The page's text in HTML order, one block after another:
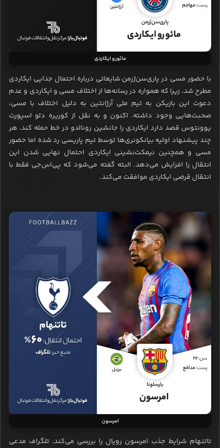
مائورو ایکاردی
با حضور مسی در پاری‌سن‌ژرمن شایعاتی درباره احتمال جدایی ایکاردی
مطرح شد، زیرا که همواره در رسانه‌ها از اختلاف مسی و ایکاردی و عدم
دعوت این بازیکن به تیم ملی آرژانتین به دلیل اختلاف با مسی،
صحبت‌هایی وجود داشته. اکنون و به نقل از کوریره دلو اسپورت
یوونتوس قصد دارد ایکاردی را جانشین رونالدو در خط حمله کند. هر
چند پیشنهاد اولیه بیانکونری‌ها توسط تیم پاریسی رد شده اما حضور
مسی و همچنین نیمکت‌نشینی ایکاردی احتمال نهایی شدن این
انتقال را افزایش می‌دهد. البته گفته می‌شود که پی‌اس‌جی فقط با
انتقال قرضی ایکاردی موافقت می‌کند.
امرسون
تاتنهام شرایط جذب امرسون رویال را بررسی می‌کند. تلگراف مدعی